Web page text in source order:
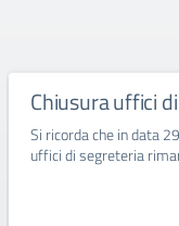
Chiusura uffici
Si ricorda che in data
uffici di segreteria